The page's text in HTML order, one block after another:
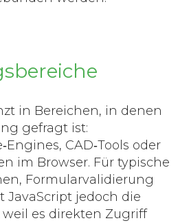
in Bereichen, in denen
gefragt ist:
CAD‑Tools oder
im Browser. Für typische
Formularvalidierung
JavaScript jedoch die
es direkten Zugriff